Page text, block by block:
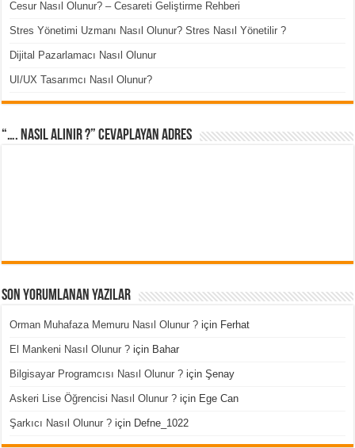
Cesur Nasıl Olunur? – Cesareti Geliştirme Rehberi
Stres Yönetimi Uzmanı Nasıl Olunur? Stres Nasıl Yönetilir ?
Dijital Pazarlamacı Nasıl Olunur
UI/UX Tasarımcı Nasıl Olunur?
“…. Nasıl Alınır ?” cevaplayan adres
Son Yorumlanan Yazılar
Orman Muhafaza Memuru Nasıl Olunur ? için Ferhat
El Mankeni Nasıl Olunur ? için Bahar
Bilgisayar Programcısı Nasıl Olunur ? içinŞenay
Askeri Lise Öğrencisi Nasıl Olunur ? için Ege Can
Şarkıcı Nasıl Olunur ? için Defne_1022